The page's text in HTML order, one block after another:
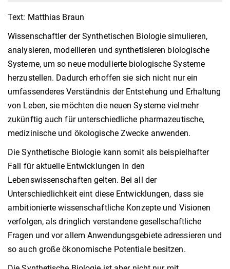
Text: Matthias Braun
Wissenschaftler der Synthetischen Biologie simulieren,
analysieren, modellieren und synthetisieren biologische
Systeme, um so neue modulierte biologische Systeme
herzustellen. Dadurch erhoffen sie sich nicht nur ein
umfassenderes Verständnis der Entstehung und Erhaltung
von Leben, sie möchten die neuen Systeme vielmehr
zukünftig auch für unterschiedliche pharmazeutische,
medizinische und ökologische Zwecke anwenden.
Die Synthetische Biologie kann somit als beispielhafter
Fall für aktuelle Entwicklungen in den
Lebenswissenschaften gelten. Bei all der
Unterschiedlichkeit eint diese Entwicklungen, dass sie
ambitionierte wissenschaftliche Konzepte und Visionen
verfolgen, als dringlich verstandene gesellschaftliche
Fragen und vor allem Anwendungsgebiete adressieren und
so auch große ökonomische Potentiale besitzen.